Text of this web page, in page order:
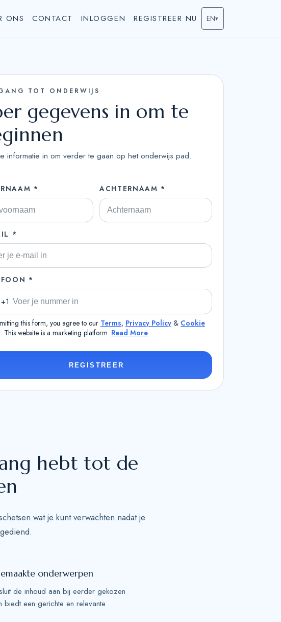
ONS CONTACT INLOGGEN REGISTREER NU EN▾
TOT ONDERWIJS
gegevens in om te
informatie in om verder te gaan op het onderwijs pad.
* ACHTERNAAM *
*
*
+1
this form, you agree to our Terms, Privacy Policy & Cookie
. This website is a marketing platform. Read More
REGISTREER
hebt tot de
wat je kunt verwachten nadat je
onderwerpen
de inhoud aan bij eerder gekozen
biedt een gerichte en relevante